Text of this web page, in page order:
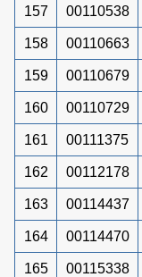
157 00110538
158 00110663
159 00110679
160 00110729
161 00111375
162 00112178
163 00114437
164 00114470
165 00115338